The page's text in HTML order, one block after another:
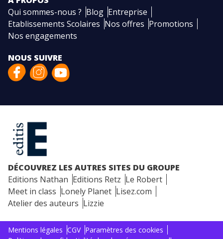
Qui sommes-nous ? Blog Entreprise
Etablissements Scolaires Nos offres Promotions
Nos engagements
NOUS SUIVRE
DÉCOUVREZ LES AUTRES SITES DU GROUPE
Editions Nathan Editions Retz Le Robert
Meet in class Lonely Planet Lisez.com
Atelier des auteurs Lizzie
Mentions légales CGV Paramètres des cookies